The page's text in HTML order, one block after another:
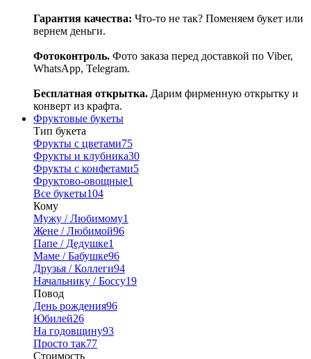
Гарантия качества: Что-то не так? Поменяем букет или
вернем деньги.
Фотоконтроль. Фото заказа перед доставкой по Viber,
WhatsApp, Telegram.
Бесплатная открытка. Дарим фирменную открытку и
конверт из крафта.
Фруктовые букеты
Тип букета
Фрукты с цветами75
Фрукты и клубника30
Фрукты с конфетами5
Фруктово-овощные1
Все букеты104
Кому
Мужу / Любимому1
Жене / Любимой96
Папе / Дедушке1
Маме / Бабушке96
Друзья / Коллеги94
Начальнику / Боссу19
Повод
День рождения96
Юбилей26
На годовщину93
Просто так77
Стоимость